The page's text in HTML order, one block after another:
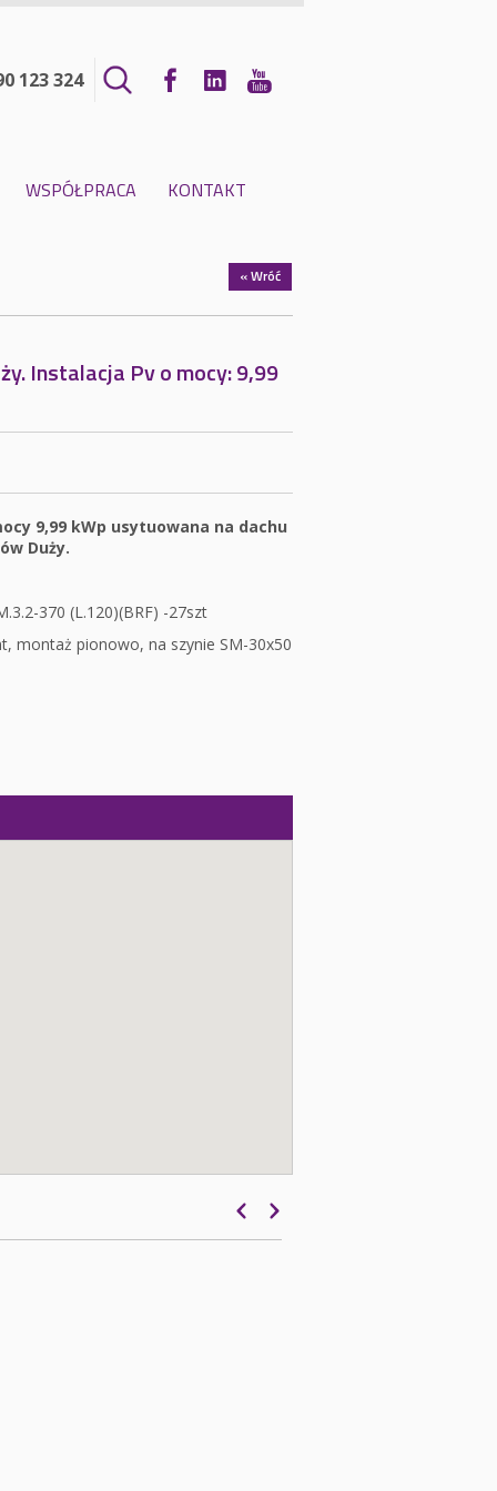
123 324
WSPÓŁPRACA KONTAKT
« Wróć
Instalacja Pv o mocy: 9,99
9,99 kWp usytuowana na dachu
Duży.
370 (L.120)(BRF) -27szt
montaż pionowo, na szynie SM-30x50